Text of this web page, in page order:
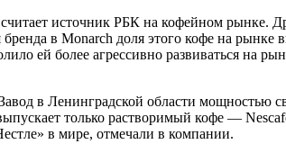
источник РБК на кофейном рынке.
в Monarch доля этого кофе на рынке
ей более агрессивно развиваться на
в Ленинградской области мощностью
только растворимый кофе —
в мире, отмечали в компании.